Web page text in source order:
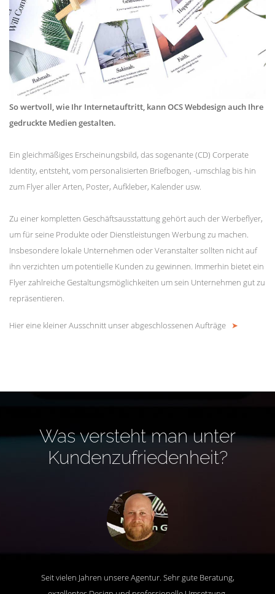
So wertvoll, wie Ihr Internetauftritt, kann OCS Webdesign auch Ihre
gedruckte Medien gestalten.
Ein gleichmäßiges Erscheinungsbild, das sogenante (CD) Corperate
Identity, entsteht, vom personalisierten Briefbogen, -umschlag bis hin
zum Flyer aller Arten, Poster, Aufkleber, Kalender usw.
Zu einer kompletten Geschäftsausstattung gehört auch der Werbeflyer,
um für seine Produkte oder Dienstleistungen Werbung zu machen.
Insbesondere lokale Unternehmen oder Veranstalter sollten nicht auf
ihn verzichten um potentielle Kunden zu gewinnen. Immerhin bietet ein
Flyer zahlreiche Gestaltungsmöglichkeiten um sein Unternehmen gut zu
repräsentieren.
Hier eine kleiner Ausschnitt unser abgeschlossenen Aufträge ➤
Was versteht man unter
Kundenzufriedenheit?
Seit vielen Jahren unsere Agentur. Sehr gute Beratung,